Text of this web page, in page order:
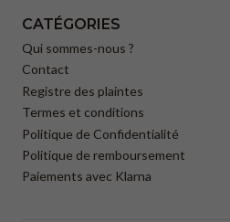
CATÉGORIES
Qui sommes-nous ?
Contact
Registre des plaintes
Termes et conditions
Politique de Confidentialité
Politique de remboursement
Paiements avec Klarna